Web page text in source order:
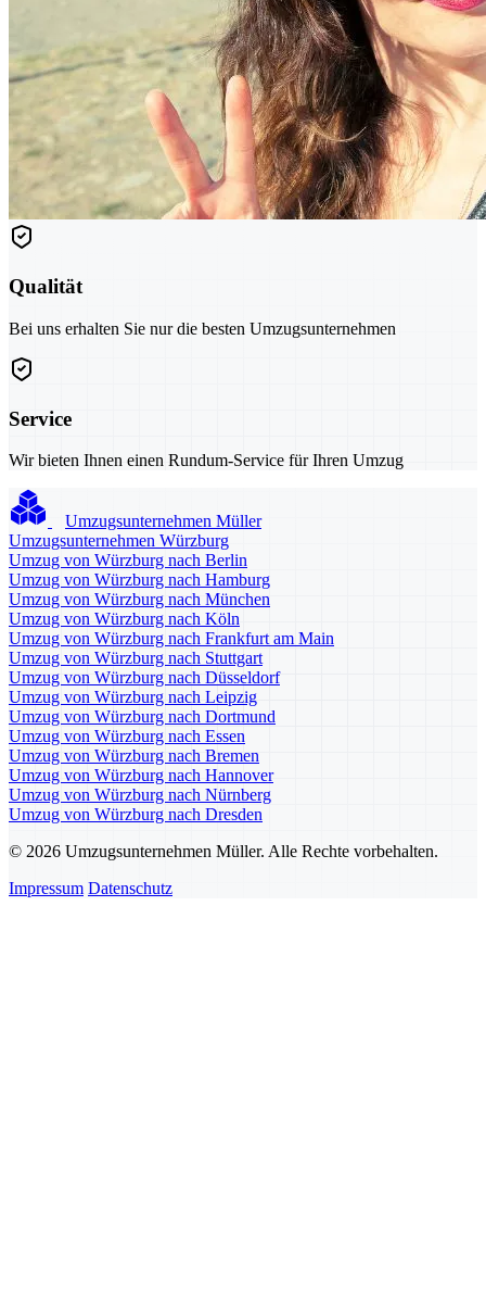
Qualität
Bei uns erhalten Sie nur die besten Umzugsunternehmen
Service
Wir bieten Ihnen einen Rundum-Service für Ihren Umzug
Umzugsunternehmen Müller
Umzugsunternehmen Würzburg
Umzug von Würzburg nach Berlin
Umzug von Würzburg nach Hamburg
Umzug von Würzburg nach München
Umzug von Würzburg nach Köln
Umzug von Würzburg nach Frankfurt am Main
Umzug von Würzburg nach Stuttgart
Umzug von Würzburg nach Düsseldorf
Umzug von Würzburg nach Leipzig
Umzug von Würzburg nach Dortmund
Umzug von Würzburg nach Essen
Umzug von Würzburg nach Bremen
Umzug von Würzburg nach Hannover
Umzug von Würzburg nach Nürnberg
Umzug von Würzburg nach Dresden
© 2026 Umzugsunternehmen Müller. Alle Rechte vorbehalten.
Impressum Datenschutz